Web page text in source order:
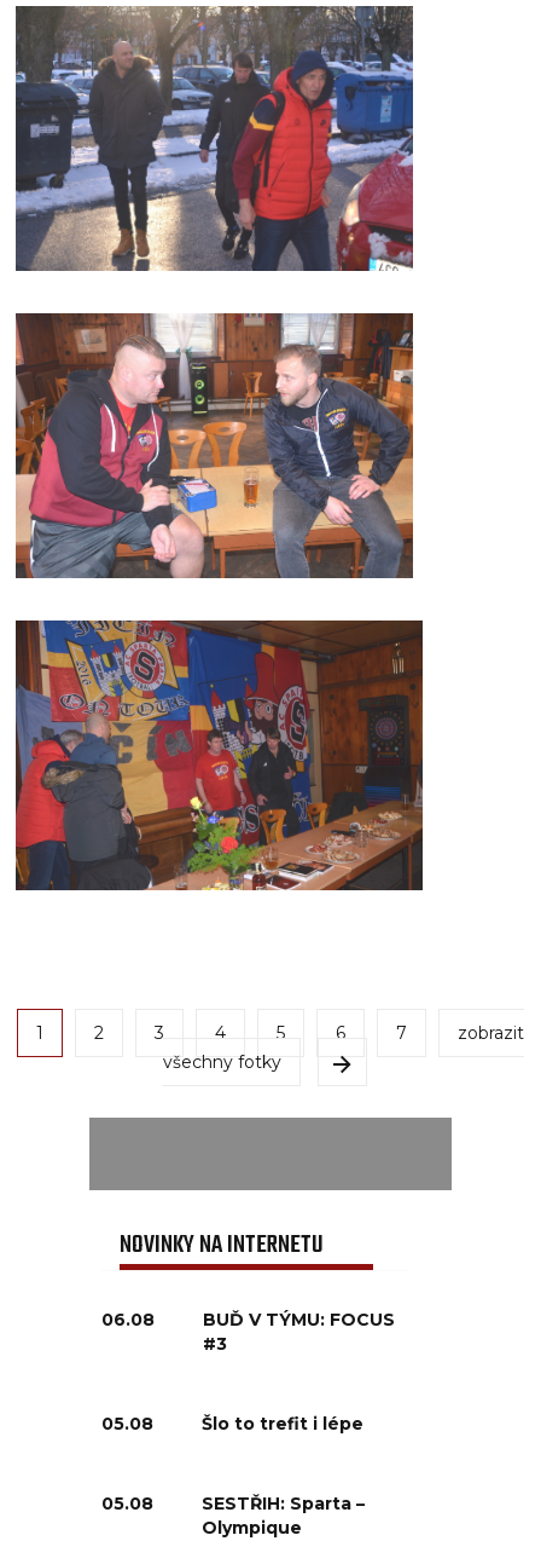
1 2 3 4 5 6 7
zobrazit
všechny fotky
NOVINKY NA INTERNETU
06.08
BUĎ V TÝMU: FOCUS
#3
05.08 Šlo to trefit i lépe
05.08
SESTŘIH: Sparta –
Olympique